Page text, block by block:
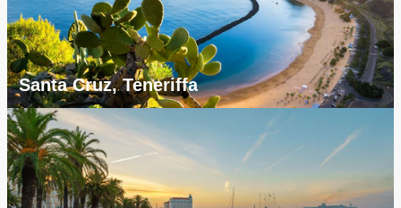
Santa Cruz, Teneriffa